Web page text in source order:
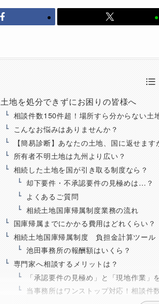
土地を処分できずにお困りの皆様へ
相談件数150件超！場所すら分からない土
こんなお悩みはありませんか？
【簡易診断】あなたの土地、国に返せます
所有者不明土地は九州より広い？
相続した土地を国が引き取る制度なら？
却下要件・不承認要件の見極めは…？
よくあるご質問
相続土地国庫帰属制度業務の流れ
国庫帰属までにかかる費用はどれくらい？
相続土地国庫帰属制度 負担金計算ツール
池田事務所の報酬額はいくら？
専門家へ相談するメリットは？
「承認要件の見極め」と「現地作業
当事務所はワンストップ対応！相談件